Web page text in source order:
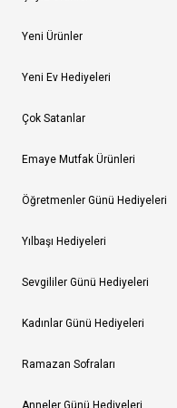
Yeni Ürünler
Yeni Ev Hediyeleri
Çok Satanlar
Emaye Mutfak Ürünleri
Öğretmenler Günü Hediyeleri
Yılbaşı Hediyeleri
Sevgililer Günü Hediyeleri
Kadınlar Günü Hediyeleri
Ramazan Sofraları
Anneler Günü Hediyeleri